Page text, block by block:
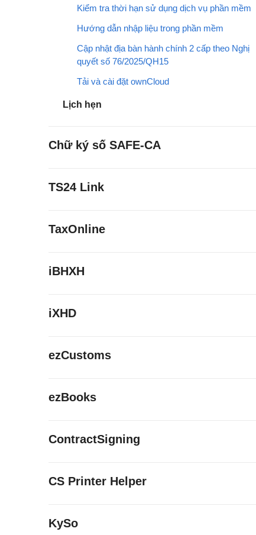
Kiểm tra thời hạn sử dụng dịch vụ phần mềm
Hướng dẫn nhập liệu trong phần mềm
Cập nhật địa bàn hành chính 2 cấp theo Nghị
quyết số 76/2025/QH15
Tải và cài đặt ownCloud
Lịch hẹn
Chữ ký số SAFE-CA
TS24 Link
TaxOnline
iBHXH
iXHD
ezCustoms
ezBooks
ContractSigning
CS Printer Helper
KySo